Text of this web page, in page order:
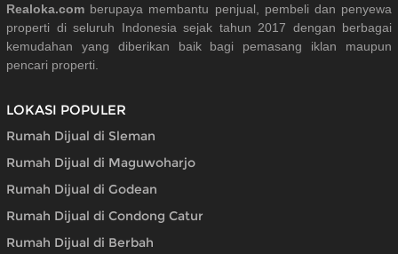
Realoka.com berupaya membantu penjual, pembeli dan penyewa
properti di seluruh Indonesia sejak tahun 2017 dengan berbagai
kemudahan yang diberikan baik bagi pemasang iklan maupun
pencari properti.
LOKASI POPULER
Rumah Dijual di Sleman
Rumah Dijual di Maguwoharjo
Rumah Dijual di Godean
Rumah Dijual di Condong Catur
Rumah Dijual di Berbah